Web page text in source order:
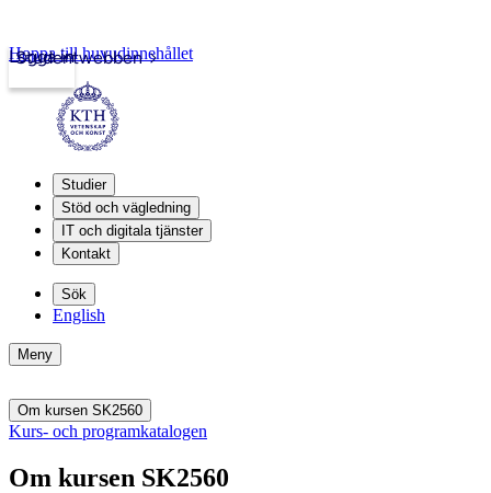
Studentwebben
Logga in
Hoppa till huvudinnehållet
Studier
Stöd och vägledning
IT och digitala tjänster
Kontakt
Sök
English
Meny
Om kursen SK2560
Kurs- och programkatalogen
Om kursen SK2560